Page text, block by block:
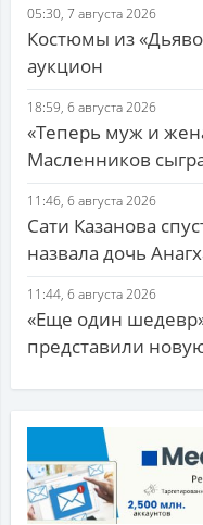
05:30, 7 августа 2026
Костюмы из
аукцион
18:59, 6 августа 2026
«Теперь муж и
Масленников
11:46, 6 августа 2026
Сати Казанова
назвала дочь
11:44, 6 августа 2026
«Еще один
представили